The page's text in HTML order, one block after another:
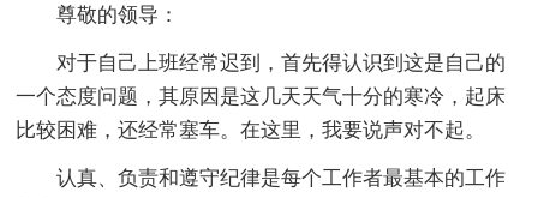
尊敬的领导：
对于自己上班经常迟到，首先得认识到这是自己的
一个态度问题，其原因是这几天天气十分的寒冷，起床
比较困难，还经常塞车。在这里，我要说声对不起。
认真、负责和遵守纪律是每个工作者最基本的工作